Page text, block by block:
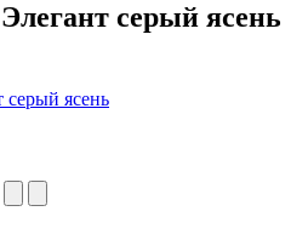
серый ясень